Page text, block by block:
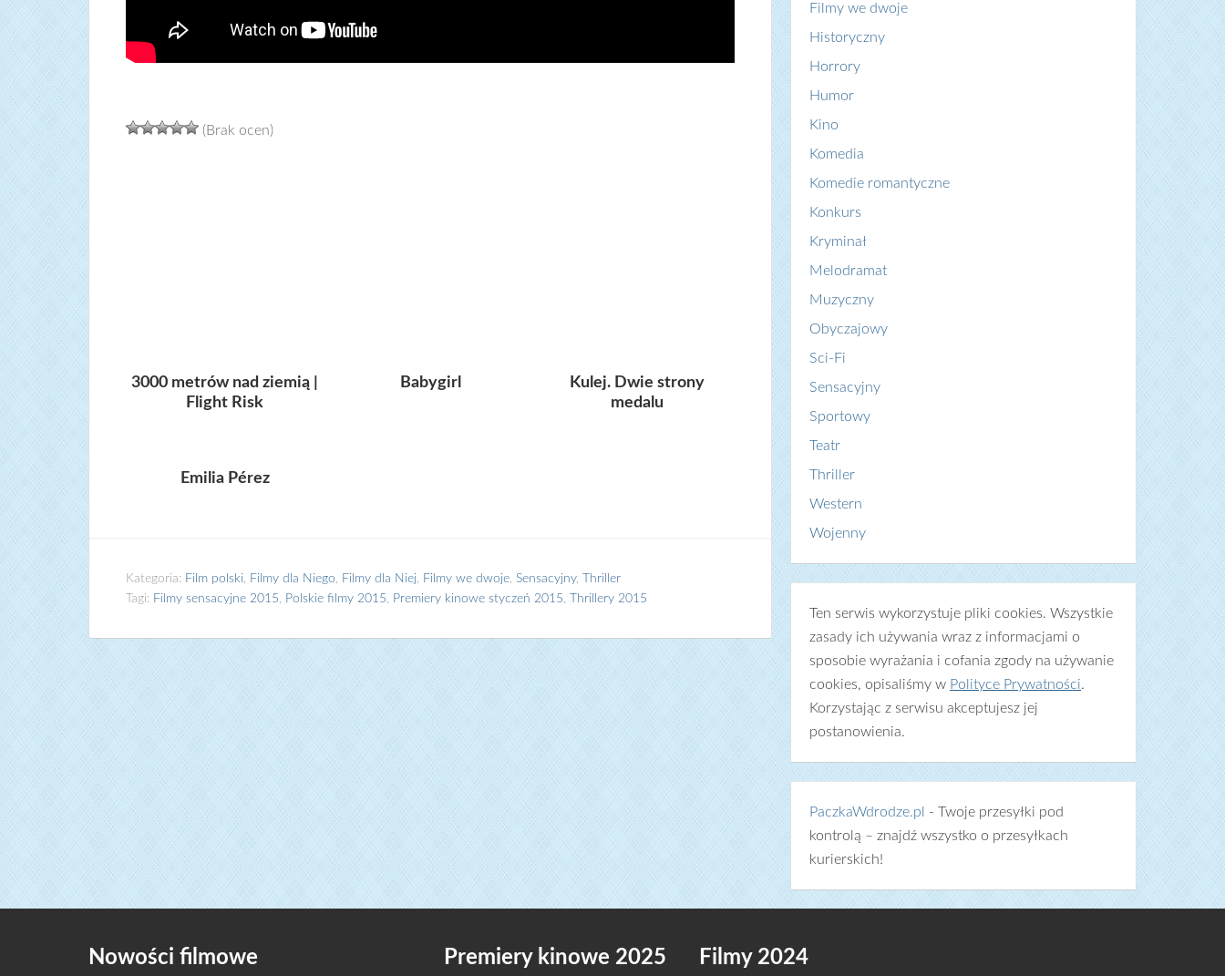
(Brak ocen)
3000 metrów nad ziemią |
Flight Risk
Babygirl
Kulej. Dwie strony
medalu
Emilia Pérez
Kategoria: Film polski Filmy dla Niego Filmy dla Niej Filmy we dwoje Sensacyjny, Thriller
Tagi: Filmy sensacyjne 2015 Polskie filmy 2015 Premiery kinowe styczeń 2015 Thrillery 2015
Filmy we dwoje
Historyczny
Horrory
Humor
Kino
Komedia
Komedie romantyczne
Konkurs
Kryminał
Melodramat
Muzyczny
Obyczajowy
Sci-Fi
Sensacyjny
Sportowy
Teatr
Thriller
Western
Wojenny
Ten serwis wykorzystuje pliki cookies. Wszystkie
zasady ich używania wraz z informacjami o
sposobie wyrażania i cofania zgody na używanie
cookies, opisaliśmy w Polityce Prywatności.
Korzystając z serwisu akceptujesz jej
postanowienia.
PaczkaWdrodze.pl
- Twoje przesyłki pod
kontrolą – znajdź wszystko o przesyłkach
kurierskich!
Nowości filmowe Premiery kinowe 2025 Filmy 2024